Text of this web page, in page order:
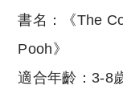
書名：《The
Pooh》
適合年齡：3-8